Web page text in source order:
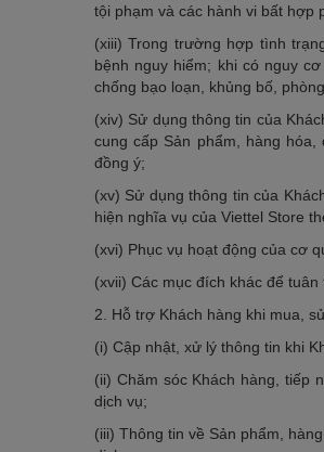
tội phạm và các hành vi bất hợp
(xiii) Trong trường hợp tình
bệnh nguy hiểm; khi có nguy
chống bạo loạn, khủng bố,
(xiv) Sử dụng thông tin của
cung cấp Sản phẩm, hàng
đồng ý;
(xv) Sử dụng thông tin của
hiện nghĩa vụ của Viettel Store
(xvi) Phục vụ hoạt động của cơ
(xvii) Các mục đích khác để tuân
2. Hỗ trợ Khách hàng khi mua,
(i) Cập nhật, xử lý thông tin khi
(ii) Chăm sóc Khách hàng, tiếp
dịch vụ;
(iii) Thông tin về Sản phẩm,